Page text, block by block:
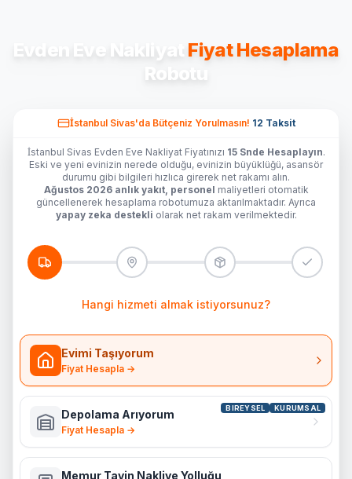
Evden Eve Nakliyat Fiyat Hesaplama
Robotu
İstanbul Sivas'daBütçeniz Yorulmasın! 12 Taksit
İstanbul Sivas Evden Eve Nakliyat Fiyatınızı 15 Snde Hesaplayın.
Eski ve yeni evinizin nerede olduğu, evinizin büyüklüğü, asansör
durumu gibi bilgileri hızlıca girerek net rakamı alın.
Ağustos 2026 anlık yakıt, personel maliyetleri otomatik
güncellenerek hesaplama robotumuza aktarılmaktadır. Ayrıca
yapay zeka destekli olarak net rakam verilmektedir.
Hangi hizmeti almak istiyorsunuz?
Evimi Taşıyorum
Fiyat Hesapla →
BIREYSEL KURUMSAL
Depolama Arıyorum
Fiyat Hesapla →
Memur Tayin Nakliye Yolluğu